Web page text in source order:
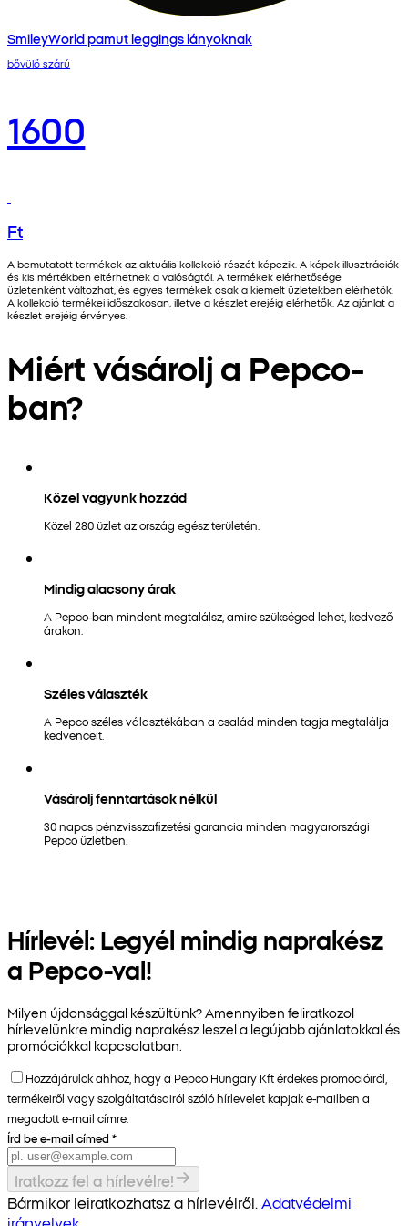
SmileyWorld pamut leggings lányoknak
bővülő szárú
1600
Ft
A bemutatott termékek az aktuális kollekció részét képezik. A képek illusztrációk
és kis mértékben eltérhetnek a valóságtól. A termékek elérhetősége
üzletenként változhat, és egyes termékek csak a kiemelt üzletekben elérhetők.
A kollekció termékei időszakosan, illetve a készlet erejéig elérhetők. Az ajánlat a
készlet erejéig érvényes.
Miért vásárolj a Pepco-
ban?
Közel vagyunk hozzád
Közel 280 üzlet az ország egész területén.
Mindig alacsony árak
A Pepco-ban mindent megtalálsz, amire szükséged lehet, kedvező
árakon.
Széles választék
A Pepco széles választékában a család minden tagja megtalálja
kedvenceit.
Vásárolj fenntartások nélkül
30 napos pénzvisszafizetési garancia minden magyarországi
Pepco üzletben.
Hírlevél: Legyél mindig naprakész
a Pepco-val!
Milyen újdonsággal készültünk? Amennyiben feliratkozol
hírlevelünkre mindig naprakész leszel a legújabb ajánlatokkal és
promóciókkal kapcsolatban.
Hozzájárulok ahhoz, hogy a Pepco Hungary Kft érdekes promócióiról,
termékeiről vagy szolgáltatásairól szóló hírlevelet kapjak e-mailben a
megadott e-mail címre.
Írd be e-mail címed *
Iratkozz fel a hírlevélre!
Bármikor leiratkozhatsz a hírlevélről. Adatvédelmi